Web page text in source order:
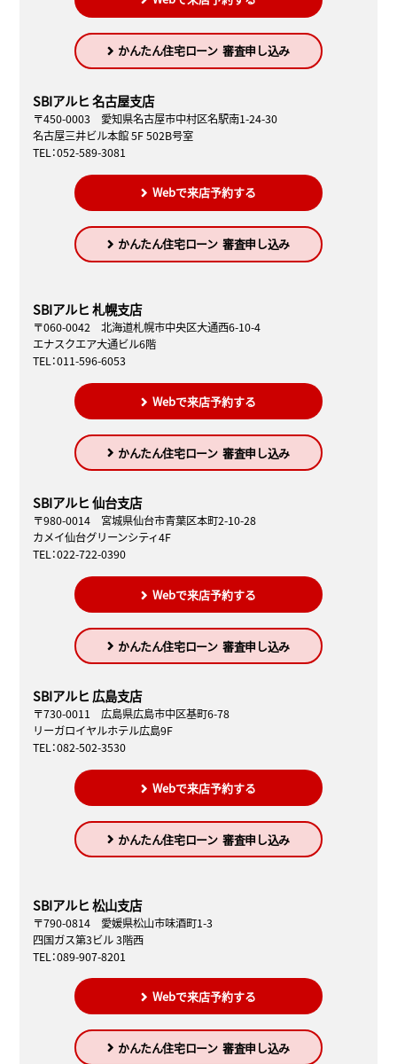
かんたん住宅ローン 審査申し込み
SBIアルヒ 名古屋支店
〒450-0003 愛知県名古屋市中村区名駅南1-24-30
名古屋三井ビル本館 5F 502B号室
TEL：052-589-3081
Webで来店予約する
かんたん住宅ローン 審査申し込み
SBIアルヒ 札幌支店
〒060-0042 北海道札幌市中央区大通西6-10-4
エナスクエア大通ビル6階
TEL：011-596-6053
Webで来店予約する
かんたん住宅ローン 審査申し込み
SBIアルヒ 仙台支店
〒980-0014 宮城県仙台市青葉区本町2-10-28
カメイ仙台グリーンシティ4F
TEL：022-722-0390
Webで来店予約する
かんたん住宅ローン 審査申し込み
SBIアルヒ 広島支店
〒730-0011 広島県広島市中区基町6-78
リーガロイヤルホテル広島9F
TEL：082-502-3530
Webで来店予約する
かんたん住宅ローン 審査申し込み
SBIアルヒ 松山支店
〒790-0814 愛媛県松山市味酒町1-3
四国ガス第3ビル 3階西
TEL：089-907-8201
Webで来店予約する
かんたん住宅ローン 審査申し込み